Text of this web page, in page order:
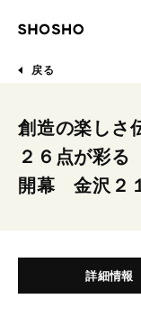
戻る
創造の楽しさ
２６点が彩
開幕 金沢２
詳細情報